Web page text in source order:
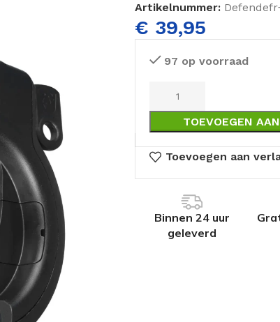
Artikelnummer:
€ 39,95
97 op voorraad
TOEVOEGEN
Toevoegen aan
Binnen 24 uur
geleverd